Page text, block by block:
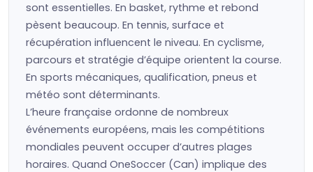
sont essentielles. En basket, rythme et rebond
pèsent beaucoup. En tennis, surface et
récupération influencent le niveau. En cyclisme,
parcours et stratégie d’équipe orientent la course.
En sports mécaniques, qualification, pneus et
météo sont déterminants.
L’heure française ordonne de nombreux
événements européens, mais les compétitions
mondiales peuvent occuper d’autres plages
horaires. Quand OneSoccer (Can) implique des